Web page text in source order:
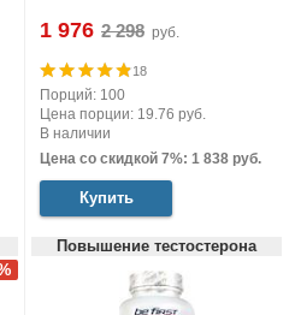
1 976 руб.
18
Порций: 100
Цена порции: 19.76 руб.
В наличии
Цена со скидкой 7%: 1 838 руб.
Купить
Повышение тестостерона